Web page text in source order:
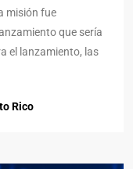
misión fue
que sería
el lanzamiento, las
Rico